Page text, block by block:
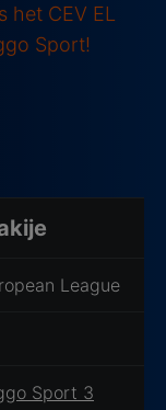
CEV EL
Sport!
League
Sport 3